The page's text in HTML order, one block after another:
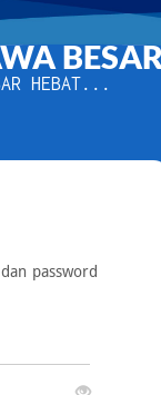
HEBAT...
password